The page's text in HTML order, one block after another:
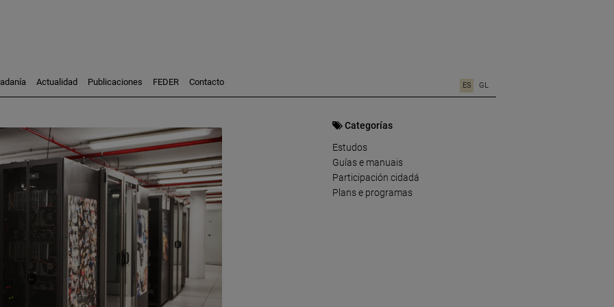
Investigación
Consultoría
Formación
Actualidad Publicaciones FEDER Contacto ES GL
Categorías
Estudos
Guías e manuais
Participación cidadá
Plans e programas